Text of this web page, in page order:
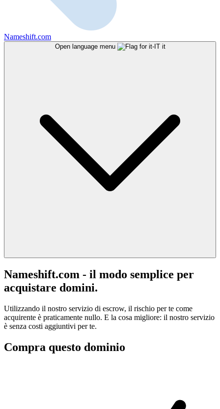
Nameshift.com
Open language menu it
Nameshift.com - il modo semplice per
acquistare domini.
Utilizzando il nostro servizio di escrow, il rischio per te come
acquirente è praticamente nullo. E la cosa migliore: il nostro servizio
è senza costi aggiuntivi per te.
Compra questo dominio